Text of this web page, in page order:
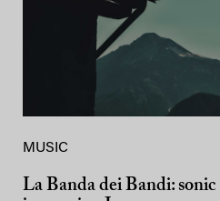
MUSIC
La Banda dei Bandi: sonic